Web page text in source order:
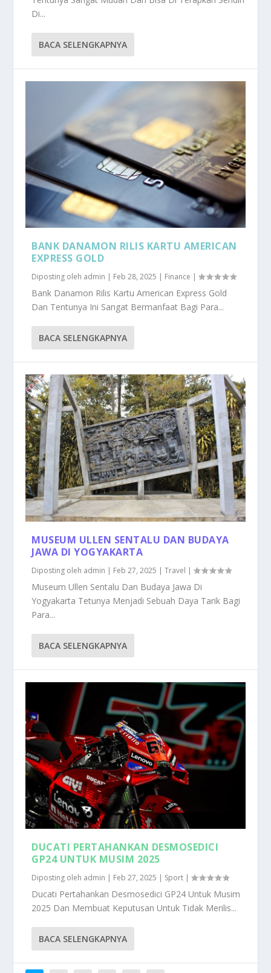
Di...
BACA SELENGKAPNYA
BANK DANAMON RILIS KARTU AMERICAN
EXPRESS GOLD
Diposting oleh admin | Feb 28, 2025 | Finance |
Bank Danamon Rilis Kartu American Express Gold
Dan Tentunya Ini Sangat Bermanfaat Bagi Para...
BACA SELENGKAPNYA
MUSEUM ULLEN SENTALU DAN BUDAYA
JAWA DI YOGYAKARTA
Diposting oleh admin | Feb 27, 2025 |Travel |
Museum Ullen Sentalu Dan Budaya Jawa Di
Yogyakarta Tetunya Menjadi Sebuah Daya Tarik Bagi
Para...
BACA SELENGKAPNYA
DUCATI PERTAHANKAN DESMOSEDICI
GP24 UNTUK MUSIM 2025
Diposting oleh admin | Feb 27, 2025 | Sport |
Ducati Pertahankan Desmosedici GP24 Untuk Musim
2025 Dan Membuat Keputusan Untuk Tidak Merilis...
BACA SELENGKAPNYA